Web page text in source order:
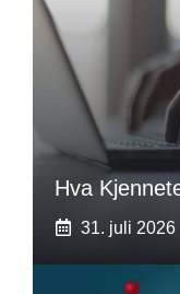
Hva
31. juli 2026